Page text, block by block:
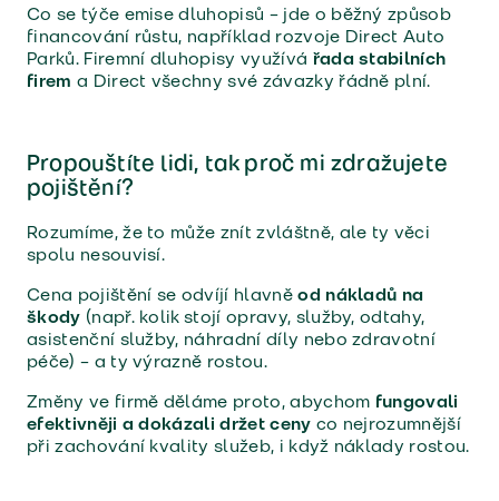
Co se týče emise dluhopisů – jde o běžný způsob
financování růstu, například rozvoje Direct Auto
Parků. Firemní dluhopisy využívá řada stabilních
firem a Direct všechny své závazky řádně plní.
Propouštíte lidi, tak proč mi zdražujete
pojištění?
Rozumíme, že to může znít zvláštně, ale ty věci
spolu nesouvisí.
Cena pojištění se odvíjí hlavněod nákladů na
škody (např. kolik stojí opravy, služby, odtahy,
asistenční služby, náhradní díly nebo zdravotní
péče) – a ty výrazně rostou.
Změny ve firmě děláme proto, abychom fungovali
efektivněji a dokázali držet ceny co nejrozumnější
při zachování kvality služeb, i když náklady rostou.